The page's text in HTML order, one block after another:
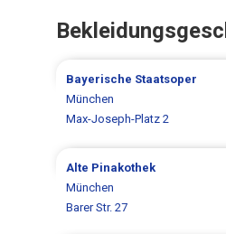
Bayerische Staatsoper
München
Max-Joseph-Platz 2
Alte Pinakothek
München
Barer Str. 27